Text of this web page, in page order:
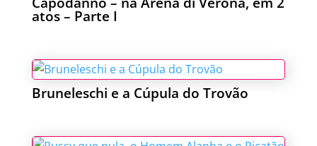
atos – Parte I
Bruneleschi e a Cúpula do Trovão